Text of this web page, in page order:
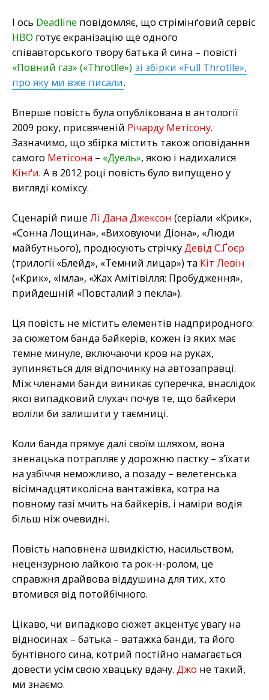
І ось Deadline повідомляє, що стрімінґовий сервіс
HBO готує екранізацію ще одного
співавторського твору батька й сина – повісті
«Повний газ» («Throtlle») зі збірки «Full Throtlle»,
про яку ми вже писали.
Вперше повість була опублікована в антології
2009 року, присвяченій Річарду Метісону.
Зазначимо, що збірка містить також оповідання
самого Метісона – «Дуель», якою і надихалися
Кінґи. А в 2012 році повість було випущено у
вигляді коміксу.
Сценарій пише Лі Дана Джексон (серіали «Крик»,
«Сонна Лощина», «Виховуючи Діона», «Люди
майбутнього), продюсують стрічкуДевід С.Ґоєр
(трилогії «Блейд», «Темний лицар») та Кіт Левін
(«Крик», «Імла», «Жах Амітівілля: Пробудження»,
прийдешній «Повсталий з пекла»).
Ця повість не містить елементів надприродного:
за сюжетом банда байкерів, кожен із яких має
темне минуле, включаючи кров на руках,
зупиняється для відпочинку на автозаправці.
Між членами банди виникає суперечка, внаслідок
якої випадковий слухач почув те, що байкери
воліли би залишити у таємниці.
Коли банда прямує далі своїм шляхом, вона
зненацька потрапляє у дорожню пастку – з’їхати
на узбіччя неможливо, а позаду – велетенська
вісімнадцятиколісна вантажівка, котра на
повному газі мчить на байкерів, і наміри водія
більш ніж очевидні.
Повість наповнена швидкістю, насильством,
нецензурною лайкою та рок-н-ролом, це
справжня драйвова віддушина для тих, хто
втомився від потойбічного.
Цікаво, чи випадково сюжет акцентує увагу на
відносинах – батька – ватажка банди, та його
бунтівного сина, котрий постійно намагається
довести усім свою хвацьку вдачу. Джо не такий,
ми знаємо.